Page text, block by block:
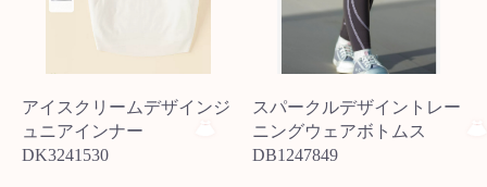
アイスクリームデザインジ
ュニアインナー
DK3241530
スパークルデザイントレー
ニングウェアボトムス
DB1247849